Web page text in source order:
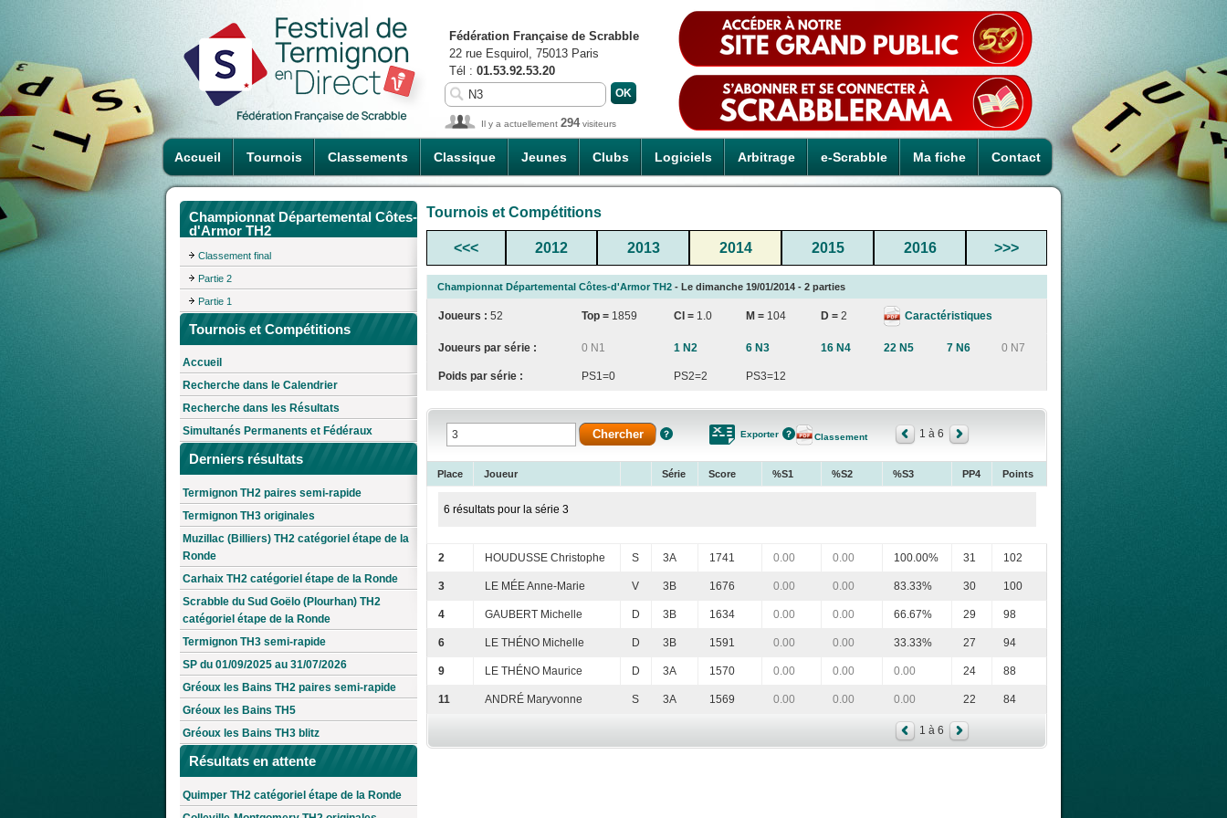
Accueil Tournois Classements Classique Jeunes Clubs Logiciels Arbitrage e-Scrabble Ma fiche Contact
Fédération Française de Scrabble
22 rue Esquirol, 75013 Paris
Tél : 01.53.92.53.20
Il y a actuellement 294visiteurs
Championnat Départemental Côtes-
d'Armor TH2
Classement final
Partie 2
Partie 1
Tournois et Compétitions
Accueil
Recherche dans le Calendrier
Recherche dans les Résultats
Simultanés Permanents et Fédéraux
Derniers résultats
Termignon TH2 paires semi-rapide
Termignon TH3 originales
Muzillac (Billiers) TH2 catégoriel étape de la
Ronde
Carhaix TH2 catégoriel étape de la Ronde
Scrabble du Sud Goëlo (Plourhan) TH2
catégoriel étape de la Ronde
Termignon TH3 semi-rapide
SP du 01/09/2025 au 31/07/2026
Gréoux les Bains TH2 paires semi-rapide
Gréoux les Bains TH5
Gréoux les Bains TH3 blitz
Résultats en attente
Quimper TH2 catégoriel étape de la Ronde
Tournois et Compétitions
<<< 2012 2013 2014 2015 2016 >>>
Championnat Départemental Côtes-d'Armor TH2 - Le dimanche 19/01/2014 - 2 parties
Joueurs : 52 Top = 1859 CI = 1.0 M = 104 D = 2 Caractéristiques
Joueurs par série : 0 N1 1 N2 6 N3 16 N4 22 N5 7 N6 0 N7
Poids par série : PS1=0 PS2=2 PS3=12
Exporter Classement 1 à 6
Place Joueur Série Score %S1 %S2 %S3 PP4 Points
6 résultats pour la série 3
2 HOUDUSSE Christophe S 3A 1741 0.00 0.00 100.00% 31 102
3 LE MÉE Anne-Marie V 3B 1676 0.00 0.00 83.33% 30 100
4 GAUBERT Michelle D 3B 1634 0.00 0.00 66.67% 29 98
6 LE THÉNO Michelle D 3B 1591 0.00 0.00 33.33% 27 94
9 LE THÉNO Maurice D 3A 1570 0.00 0.00 0.00 24 88
11 ANDRÉ Maryvonne S 3A 1569 0.00 0.00 0.00 22 84
1 à 6